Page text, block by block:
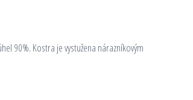
90%. Kostra je vystužena nárazníkovým